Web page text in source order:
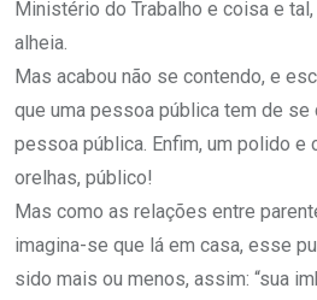
Ministério do Trabalho e coisa e
alheia.
Mas acabou não se contendo, e
que uma pessoa pública tem de se
pessoa pública. Enfim, um polido e
orelhas, público!
Mas como as relações entre
imagina-se que lá em casa, esse
sido mais ou menos, assim: “sua